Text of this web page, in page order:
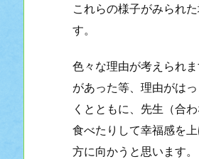
これらの様子がみられ
す。
色々な理由が考えられ
があった等、理由がは
くとともに、先生（合
食べたりして幸福感を
方に向かうと思います。